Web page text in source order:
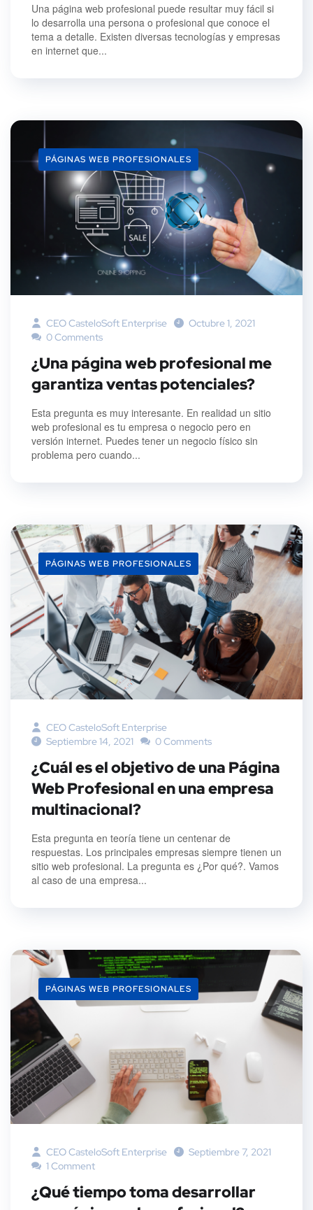
Una página web profesional puede resultar muy fácil si
lo desarrolla una persona o profesional que conoce el
tema a detalle. Existen diversas tecnologías y empresas
en internet que...
PÁGINAS WEB PROFESIONALES
CEO CasteloSoft Enterprise
Octubre 1, 2021
0 Comments
¿Una página web profesional me
garantiza ventas potenciales?
Esta pregunta es muy interesante. En realidad un sitio
web profesional es tu empresa o negocio pero en
versión internet. Puedes tener un negocio físico sin
problema pero cuando...
PÁGINAS WEB PROFESIONALES
CEO CasteloSoft Enterprise
Septiembre 14, 2021
0 Comments
¿Cuál es el objetivo de una Página
Web Profesional en una empresa
multinacional?
Esta pregunta en teoría tiene un centenar de
respuestas. Los principales empresas siempre tienen un
sitio web profesional. La pregunta es ¿Por qué?. Vamos
al caso de una empresa...
PÁGINAS WEB PROFESIONALES
CEO CasteloSoft Enterprise
Septiembre 7, 2021
1 Comment
¿Qué tiempo toma desarrollar